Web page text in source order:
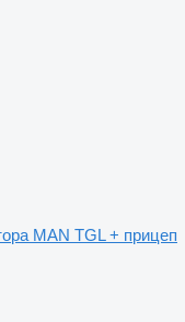
MAN TGL + прицеп